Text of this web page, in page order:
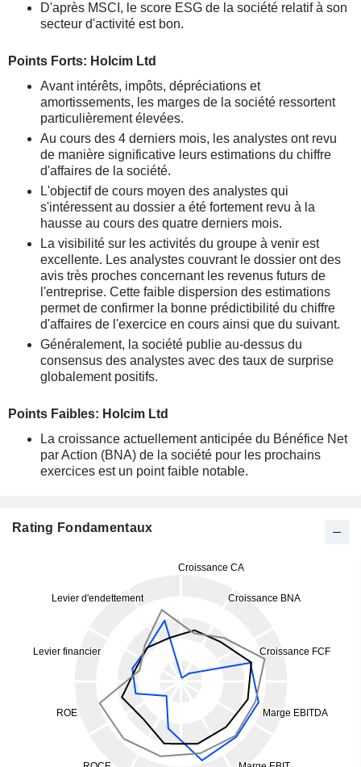
D'après MSCI, le score ESG de la société relatif à son
secteur d'activité est bon.
Points Forts: Holcim Ltd
Avant intérêts, impôts, dépréciations et
amortissements, les marges de la société ressortent
particulièrement élevées.
Au cours des 4 derniers mois, les analystes ont revu
de manière significative leurs estimations du chiffre
d'affaires de la société.
L'objectif de cours moyen des analystes qui
s'intéressent au dossier a été fortement revu à la
hausse au cours des quatre derniers mois.
La visibilité sur les activités du groupe à venir est
excellente. Les analystes couvrant le dossier ont des
avis très proches concernant les revenus futurs de
l'entreprise. Cette faible dispersion des estimations
permet de confirmer la bonne prédictibilité du chiffre
d'affaires de l'exercice en cours ainsi que du suivant.
Généralement, la société publie au-dessus du
consensus des analystes avec des taux de surprise
globalement positifs.
Points Faibles: Holcim Ltd
La croissance actuellement anticipée du Bénéfice Net
par Action (BNA) de la société pour les prochains
exercices est un point faible notable.
Rating Fondamentaux